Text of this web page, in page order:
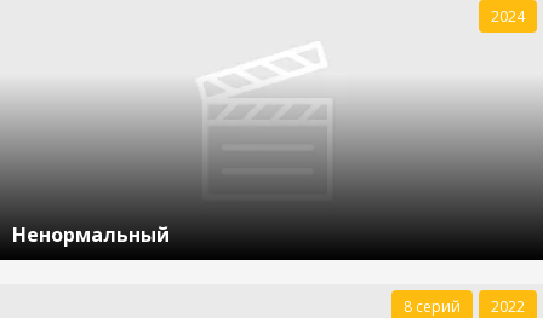
Ненормальный
2024
8 серий 2022